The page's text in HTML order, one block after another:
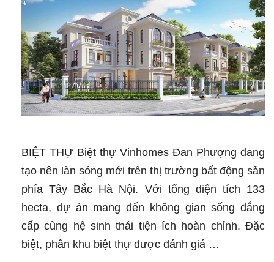
BIỆT THỰ Biệt thự Vinhomes Đan Phượng đang
tạo nên làn sóng mới trên thị trường bất động sản
phía Tây Bắc Hà Nội. Với tổng diện tích 133
hecta, dự án mang đến không gian sống đẳng
cấp cùng hệ sinh thái tiện ích hoàn chỉnh. Đặc
biệt, phân khu biệt thự được đánh giá …